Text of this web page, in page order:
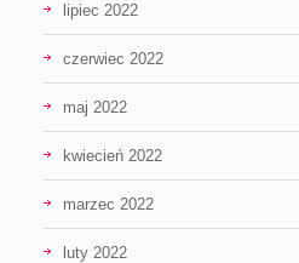
lipiec 2022
czerwiec 2022
maj 2022
kwiecień 2022
marzec 2022
luty 2022